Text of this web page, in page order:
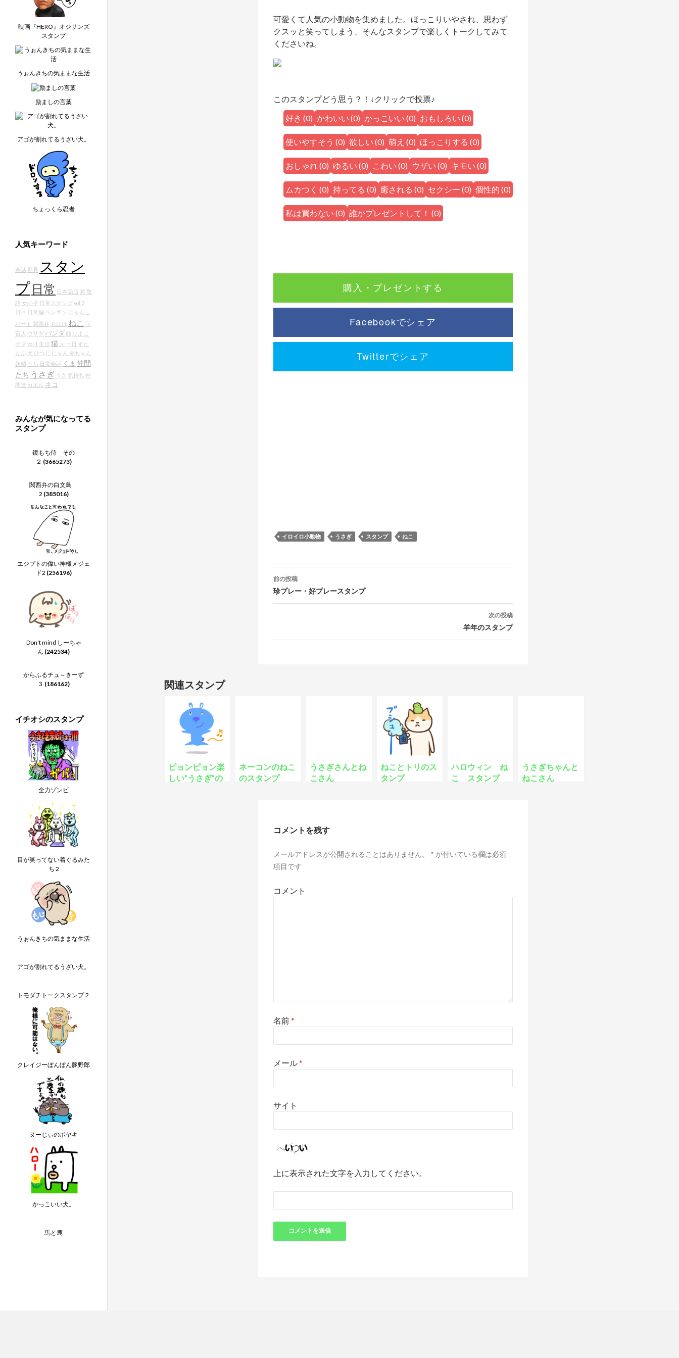
可愛くて人気の小動物を集めました。ほっこりいやされ、思わず
クスッと笑ってしまう、そんなスタンプで楽しくトークしてみて
くださいね。
このスタンプどう思う？！↓クリックで投票♪
好き (0) かわいい (0) かっこいい (0) おもしろい (0)
使いやすそう (0) 欲しい (0) 萌え (0) ほっこりする (0)
おしゃれ(0) ゆるい (0) こわい (0) ウザい (0) キモい (0)
ムカつく (0) 持ってる (0) 癒される (0) セクシー (0) 個性的 (0)
私は買わない (0) 誰かプレゼントして！ (0)
購入・プレゼントする
Facebookでシェア
Twitterでシェア
イロイロ小動物 うさぎ スタンプ ねこ
前の投稿
珍プレー・好プレースタンプ
次の投稿
羊年のスタンプ
関連スタンプ
ピョンピョン楽
しい”うさぎ”の
ネーコンのねこ
のスタンプ
うさぎさんとね
こさん
ねことトリのス
タンプ
ハロウィン ね
こ スタンプ
うさぎちゃんと
ねこさん
コメントを残す
メールアドレスが公開されることはありません。 * が付いている欄は必須
項目です
コメント
名前*
メール*
サイト
上に表示された文字を入力してください。
映画『HERO』オジサンズ
スタンプ
うぉんきちの気ままな生活
励ましの言葉
アゴが割れてるうざい犬。
ちょっくら忍者
人気キーワード
会話 世界 スタン
プ日常 日本語版 君 敬
語 女の子 日常スタンプ vol.2
日々 日常編 ペンギン にゃんこ
パート 関西弁 おばけ ねこ 宇
宙人 ウサギ パンダ 顔 ひよこ
クマ vol.1 生活 猫 人 一日 すた
んぷ 犬 ひつじ にゃん 赤ちゃん
妖精 うち 日常会話 くま 仲間
たち うさぎ うさ 気持ち 仲
間達 カエル ネコ
みんなが気になってる
スタンプ
鏡もち侍 その
２ (3665273)
関西弁の白文鳥
2 (385016)
エジプトの偉い神様メジェ
ド2 (256196)
Don't mind しーちゃ
ん (242534)
からふるチュ～きーず
３ (186162)
イチオシのスタンプ
全力ゾンビ
目が笑ってない着ぐるみた
ち 2
うぉんきちの気ままな生活
アゴが割れてるうざい犬。
トモダチトークスタンプ２
クレイジーぼんぼん豚野郎
ヌーじぃのボヤキ
かっこいい犬。
馬と鹿